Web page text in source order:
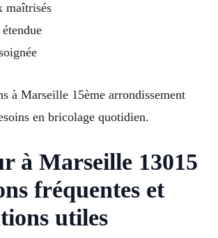
maîtrisés
à Marseille 15ème arrondissement
en bricolage quotidien.
à Marseille 13015
fréquentes et
utiles